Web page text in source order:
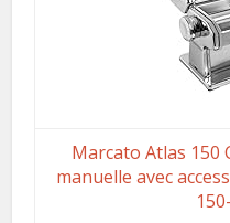
Marcato Atlas 150
manuelle avec